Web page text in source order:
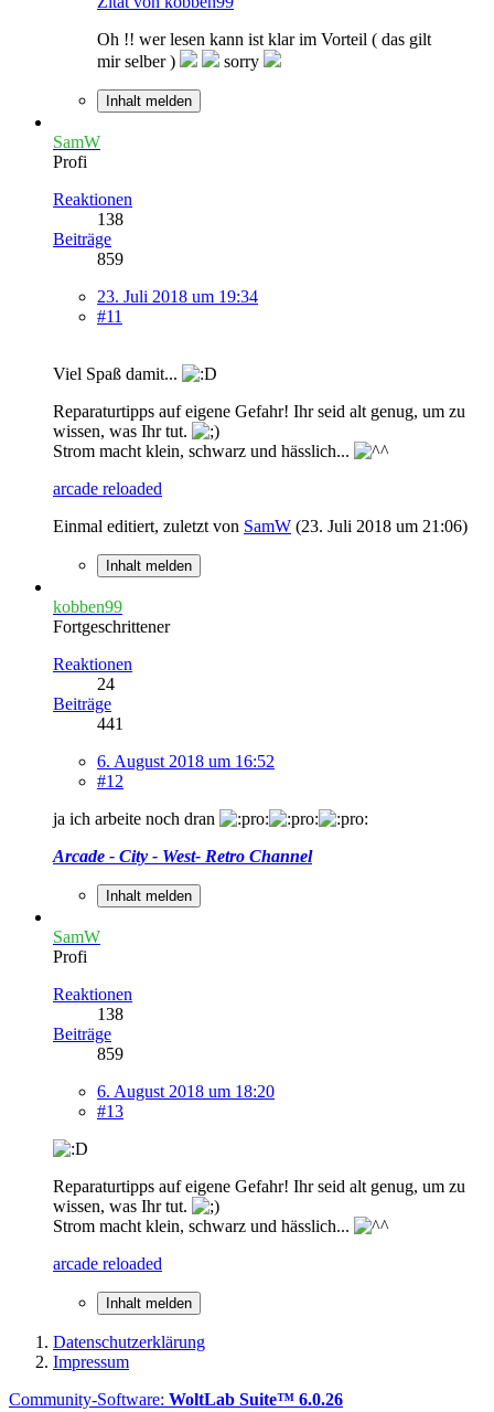
Oh !! wer lesen kann ist klar im Vorteil ( das gilt
mir selber )
sorry
Inhalt melden
SamW
Profi
Reaktionen
138
Beiträge
859
23. Juli 2018 um 19:34
#11
Viel Spaß damit...
Reparaturtipps auf eigene Gefahr! Ihr seid alt genug, um zu
wissen, was Ihr tut.
Strom macht klein, schwarz und hässlich...
arcade reloaded
Einmal editiert, zuletzt von SamW (23. Juli 2018 um 21:06)
Inhalt melden
kobben99
Fortgeschrittener
Reaktionen
24
Beiträge
441
6. August 2018 um 16:52
#12
ja ich arbeite noch dran
Arcade - City - West- Retro Channel
Inhalt melden
SamW
Profi
Reaktionen
138
Beiträge
859
6. August 2018 um 18:20
#13
Reparaturtipps auf eigene Gefahr! Ihr seid alt genug, um zu
wissen, was Ihr tut.
Strom macht klein, schwarz und hässlich...
arcade reloaded
Inhalt melden
Datenschutzerklärung
Impressum
Community-Software: WoltLab Suite™ 6.0.26